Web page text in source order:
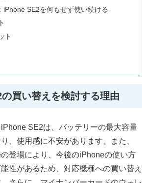
iPhone SE2を何もせず使い続ける
ト
買い替えを検討する理由
SE2は、バッテリーの最大容量
、使用感に不安があります。また、
登場により、今後のiPhoneの使い方
性があるため、対応機種への買い替え